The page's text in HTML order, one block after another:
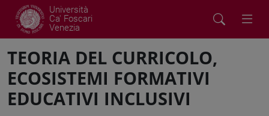
Università
Ca' Foscari
Venezia
TEORIA DEL CURRICOLO,
ECOSISTEMI FORMATIVI
EDUCATIVI INCLUSIVI